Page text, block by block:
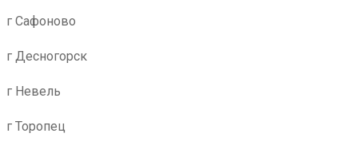
г Сафоново
г Десногорск
г Невель
г Торопец